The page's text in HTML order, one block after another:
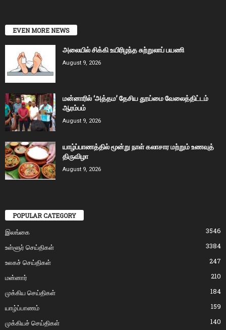
EVEN MORE NEWS
அலையில் சிக்கி உயிரிழந்த சுற்றுலாப் பயணி
August 9, 2026
மன்னாரில் ‘அத்தம’ தேசிய தூய்மை வேலைத்திட்டம்
ஆரம்பம்
August 9, 2026
யாழ்ப்பாணத்தில் மூன்று நாள் கலாசார மற்றும் உணவுத்
திருவிழா
August 9, 2026
POPULAR CATEGORY
இலங்கை
3546
உள்ளூர் செய்திகள்
3384
உலகச் செய்திகள்
247
மன்னார்
210
முக்கிய செய்திகள்
184
யாழ்ப்பாணம்
159
முக்கியச் செய்திகள்
140